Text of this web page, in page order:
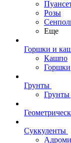
Розы
Еще
Горшки и
Кашпо
Горшки
Грунты
Грунты
Суккуленты